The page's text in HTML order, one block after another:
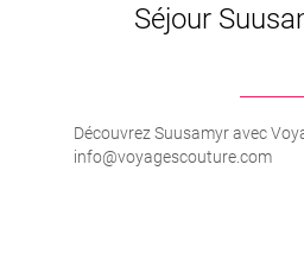
Séjour
Découvrez Suusamyr avec
info@voyagescouture.com